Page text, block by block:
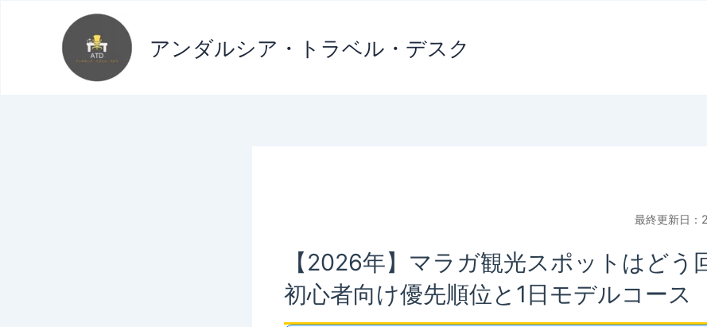
アンダルシア・トラベル・デスク
最終更新日
【2026年】マラガ観光スポットはどう
初心者向け優先順位と1日モデルコース